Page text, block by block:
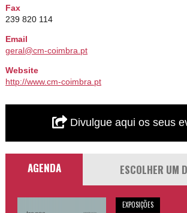
Fax
239 820 114
Email
geral@cm-coimbra.pt
Website
http://www.cm-coimbra.pt
Divulgue aqui os seus
AGENDA
EXPOSIÇÕES